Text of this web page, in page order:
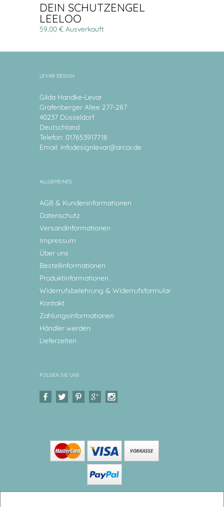
DEIN SCHUTZENGEL
LEELOO
59,00 € Ausverkauft
LEVAR DESIGN
Gilda Handke-Levar
Grafenberger Allee 277-287
40237 Düsseldorf
Deutschland
Telefon: 017653917718
Email: infodesignlevar@arcor.de
ALLGEMEINES
AGB & Kundeninformationen
Datenschutz
Versandinformationen
Impressum
Über uns
Bestellinformationen
Produktinformationen
Widerrufsbelehrung & Widerrufsformular
Kontakt
Zahlungsinformationen
Händler werden
Lieferzeiten
FOLGEN SIE UNS